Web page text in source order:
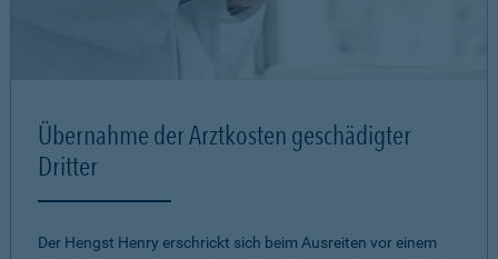
Übernahme der Arztkosten geschädigter
Dritter
Der Hengst Henry erschrickt sich beim Ausreiten vor einem